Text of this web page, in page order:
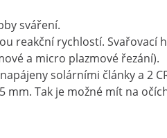
sváření.
reakční rychlostí. Svařovací
a micro plazmové řezání).
solárními články a 2
Tak je možné mít na